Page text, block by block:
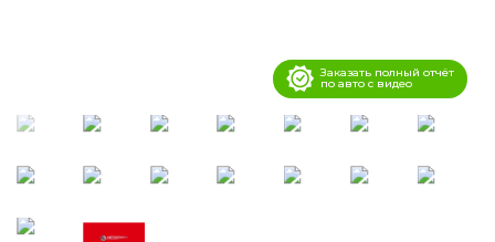
Заказать полный отчёт
по авто с видео